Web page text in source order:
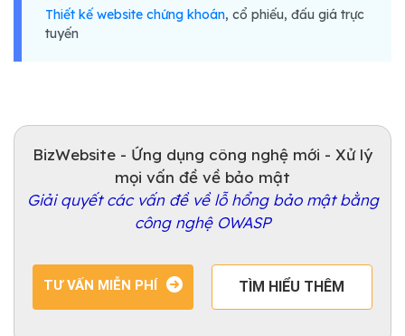
Thiết kế website chứng khoán, cổ phiếu, đấu giá trực
tuyến
BizWebsite - Ứng dụng công nghệ mới - Xử lý
mọi vấn đề về bảo mật
Giải quyết các vấn đề về lỗ hổng bảo mật bằng
công nghệ OWASP
TƯ VẤN MIỄN PHÍ TÌM HIỂU THÊM